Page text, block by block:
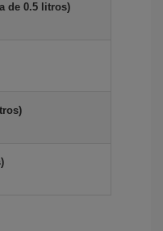
de 0.5 litros)